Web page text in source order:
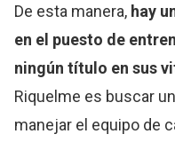
De esta manera, hay
en el puesto de
ningún título en sus
Riquelme es buscar
manejar el equipo de